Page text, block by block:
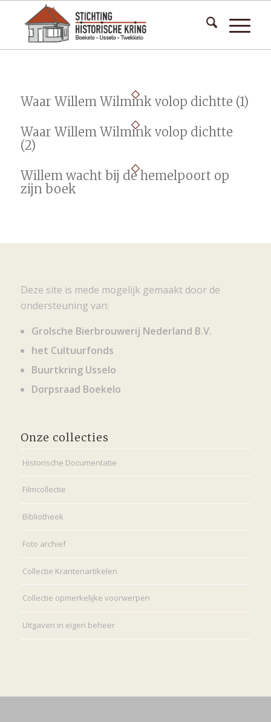
Waar Willem Wilmink volop dichtte (1)
Waar Willem Wilmink volop dichtte
(2)
Willem wacht bij de hemelpoort op
zijn boek
Deze site is mede mogelijk gemaakt door de
ondersteuning van:
Grolsche Bierbrouwerij Nederland B.V.
het Cultuurfonds
Buurtkring Usselo
Dorpsraad Boekelo
Onze collecties
Historische Documentatie
Filmcollectie
Bibliotheek
Foto archief
Collectie Krantenartikelen
Collectie opmerkelijke voorwerpen
Uitgaven in eigen beheer